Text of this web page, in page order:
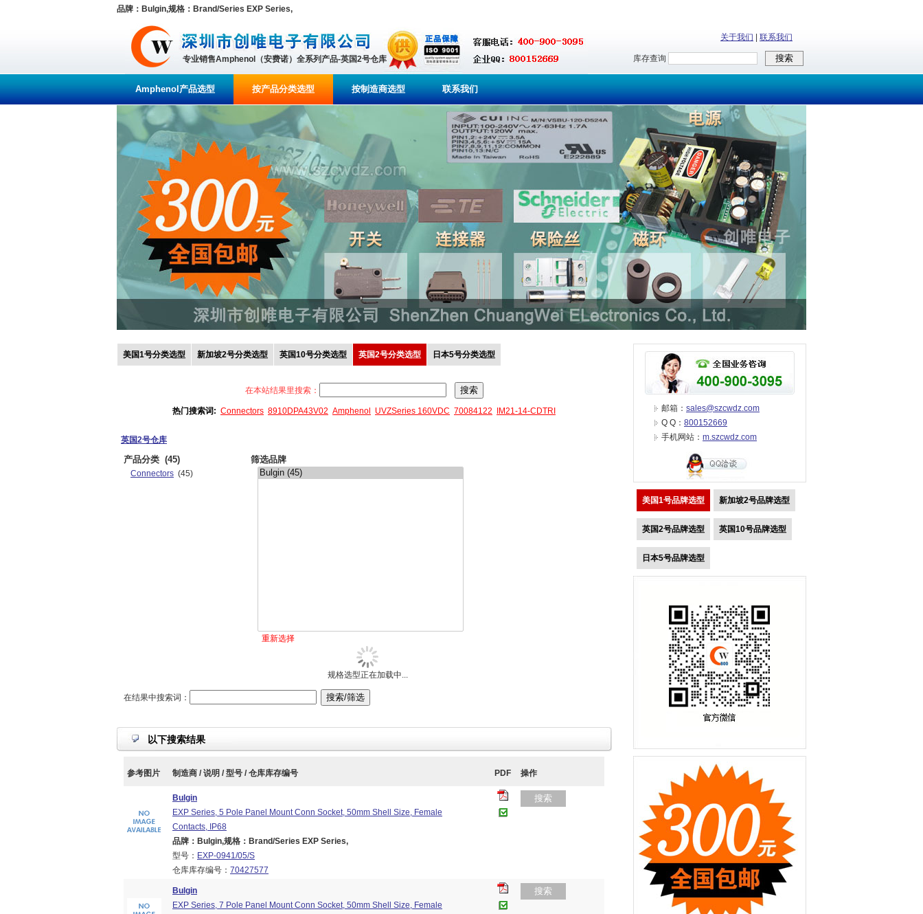
品牌：Bulgin,规格：Brand/Series EXP Series,
专业销售Amphenol（安费诺）全系列产品-英国2号仓库
关于我们 联系我们
库存查询
Amphenol产品选型 按产品分类选型 按制造商选型 联系我们
美国1号分类选型 新加坡2号分类选型 英国10号分类选型 英国2号分类选型 日本5号分类选型
在本站结果里搜索：
热门搜索词: Connectors 8910DPA43V02 Amphenol UVZSeries 160VDC 70084122 IM21-14-CDTRI
英国2号仓库
产品分类 (45)
Connectors (45)
筛选品牌
重新选择
规格选型正在加载中...
在结果中搜索词：
以下搜索结果
参考图片 制造商 / 说明 / 型号 / 仓库库存编号 PDF 操作
Bulgin
EXP Series, 5 Pole Panel Mount Conn Socket, 50mm Shell Size, Female
Contacts, IP68
品牌：Bulgin,规格：Brand/Series EXP Series,
型号： EXP-0941/05/S
仓库库存编号： 70427577
搜索
Bulgin
EXP Series, 7 Pole Panel Mount Conn Socket, 50mm Shell Size, Female
搜索
邮箱： sales@szcwdz.com
Q Q： 800152669
手机网站： m.szcwdz.com
美国1号品牌选型 新加坡2号品牌选型
英国2号品牌选型 英国10号品牌选型
日本5号品牌选型